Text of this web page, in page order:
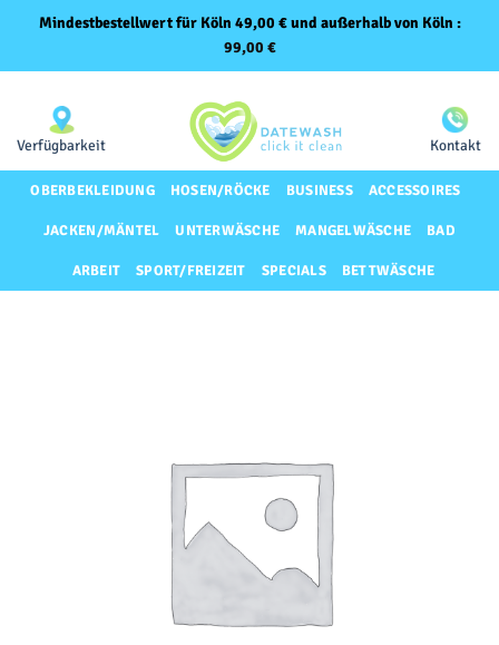
Mindestbestellwert für Köln 49,00 € und außerhalb von Köln :
99,00 €
springen
Verfügbarkeit Kontakt
OBERBEKLEIDUNG HOSEN/RÖCKE BUSINESS ACCESSOIRES
JACKEN/MÄNTEL UNTERWÄSCHE MANGELWÄSCHE BAD
ARBEIT SPORT/FREIZEIT SPECIALS BETTWÄSCHE